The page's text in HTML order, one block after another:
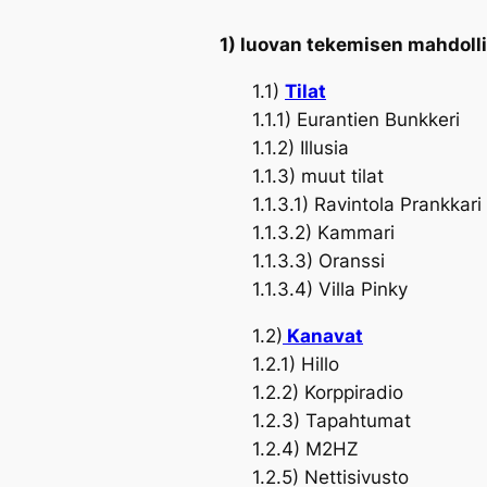
1) luovan tekemisen
1.1) Tilat
1.1.1) Eurantien Bunkkeri
1.1.2) Illusia
1.1.3) muut tilat
1.1.3.1) Ravintola Prankkari
1.1.3.2) Kammari
1.1.3.3) Oranssi
1.1.3.4) Villa Pinky
1.2) Kanavat
1.2.1) Hillo
1.2.2) Korppiradio
1.2.3) Tapahtumat
1.2.4) M2HZ
1.2.5) Nettisivusto